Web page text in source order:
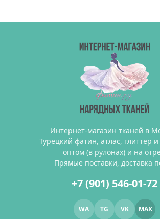
Интернет-магазин тканей в
Турецкий фатин, атлас, глиттер
оптом (в рулонах) и на
Прямые поставки, доставка
+7 (901) 546-01-72
WA TG VK MAX